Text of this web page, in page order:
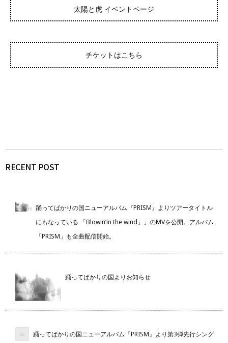
太陽と虎 イベントページ
チケットはこちら
RECENT POST
踊ってばかりの国ニューアルバム『PRISM』よりツアータイトル
にもなっている 「Blowin’in the wind」」のMVを公開。アルバム
「PRISM」も全曲配信開始。
踊ってばかりの国よりお知らせ
踊ってばかりの国ニューアルバム『PRISM』より第3弾先行シング